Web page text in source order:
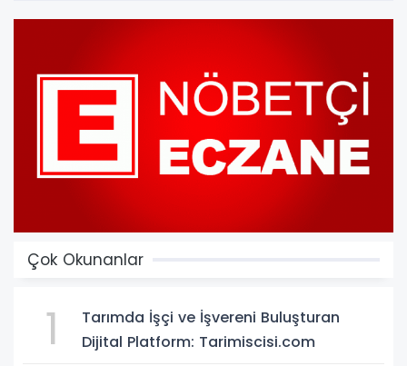
Çok Okunanlar
1
Tarımda İşçi ve İşvereni Buluşturan
Dijital Platform: Tarimiscisi.com